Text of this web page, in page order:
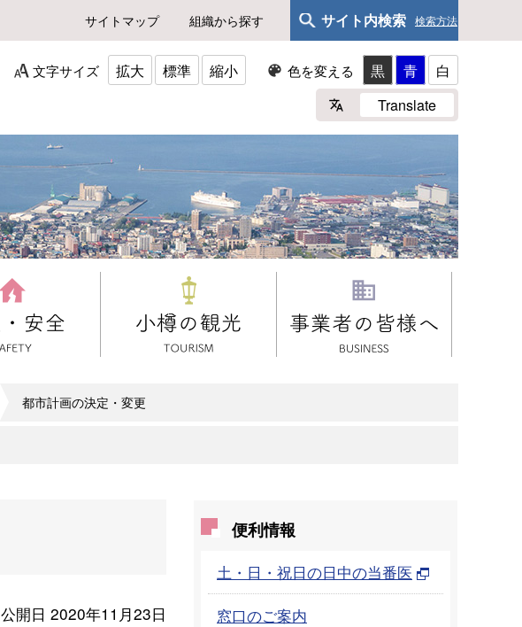
サイトマップ 組織から探す サイト内検索 検索方法
文字サイズ 拡大 標準 縮小 色を変える 黒 青
白
Translate
都市計画の決定・変更
公開日 2020年11月23日
便利情報
土・日・祝日の日中の当番医
窓口のご案内